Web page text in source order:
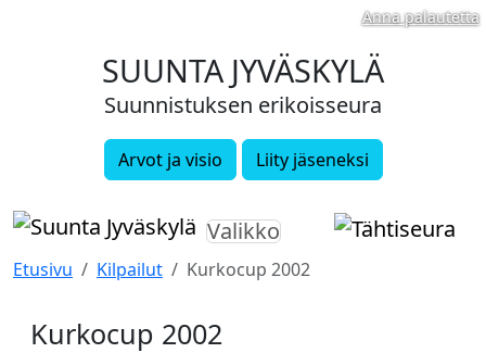
SUUNTA JYVÄSKYLÄ
Suunnistuksen erikoisseura
Arvot ja visio Liity jäseneksi
Anna palautetta
Valikko
Etusivu Kilpailut Kurkocup 2002
Kurkocup 2002